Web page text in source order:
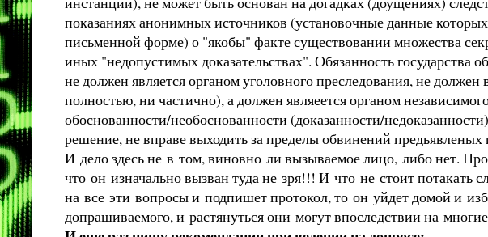
показаниях анонимных источников (установочные данные
письменной форме) о "якобы" факте существовании множества
иных "недопустимых доказательствах". Обязанность государства
не должен является органом уголовного преследования, не должен
полностью, ни частично), а должен являеется органом
обоснованности/необоснованности (доказанности/недоказанности)
решение, не вправе выходить за пределыобвинений предьявленых
И дело здесь не в том, виновно ли вызываемое лицо, либо нет.
что он изначально вызван туда не зря!!! И что не стоит потакать
на все эти вопросы и подпишет протокол, то он уйдет домой и
допрашиваемого, и растянуться они могут впоследствии на